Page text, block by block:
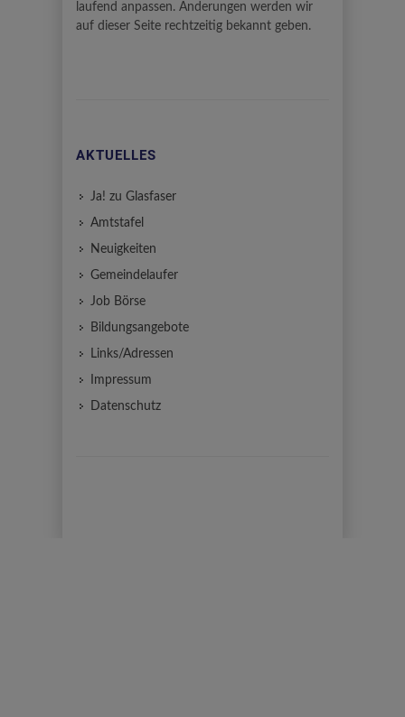
laufend anpassen. Änderungen werden wir
auf dieser Seite rechtzeitig bekannt geben.
AKTUELLES
Ja! zu Glasfaser
Amtstafel
Neuigkeiten
Gemeindelaufer
Job Börse
Bildungsangebote
Links/Adressen
Impressum
Datenschutz